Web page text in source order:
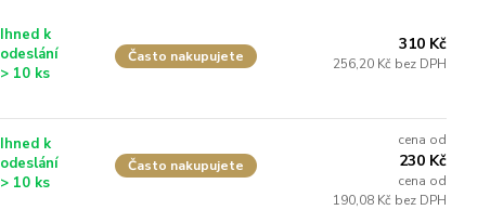
Ihned k
odeslání
> 10 ks
Často nakupujete
310 Kč
256,20 Kč bez DPH
Ihned k
odeslání
> 10 ks
Často nakupujete
cena od
230 Kč
cena od
190,08 Kč bez DPH